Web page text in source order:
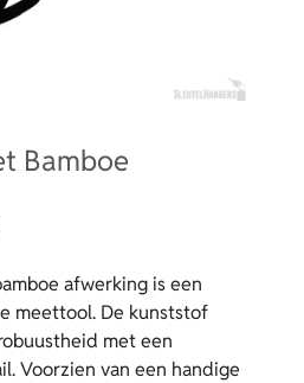
Bamboe
afwerking is een
meettool. De kunststof
met een
Voorzien van een handige